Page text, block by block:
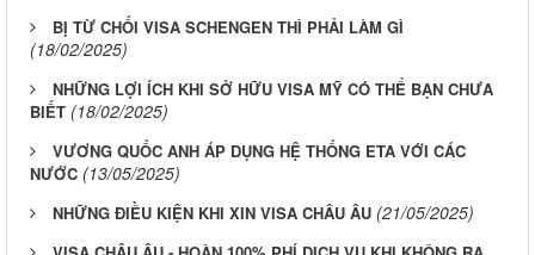
BỊ TỪ CHỐI VISA SCHENGEN THÌ PHẢI LÀM GÌ
(18/02/2025)
NHỮNG LỢI ÍCH KHI SỞ HỮU VISA MỸ CÓ THỂ BẠN CHƯA
BIẾT (18/02/2025)
VƯƠNG QUỐC ANH ÁP DỤNG HỆ THỐNG ETA VỚI CÁC
NƯỚC (13/05/2025)
NHỮNG ĐIỀU KIỆN KHI XIN VISA CHÂU ÂU (21/05/2025)